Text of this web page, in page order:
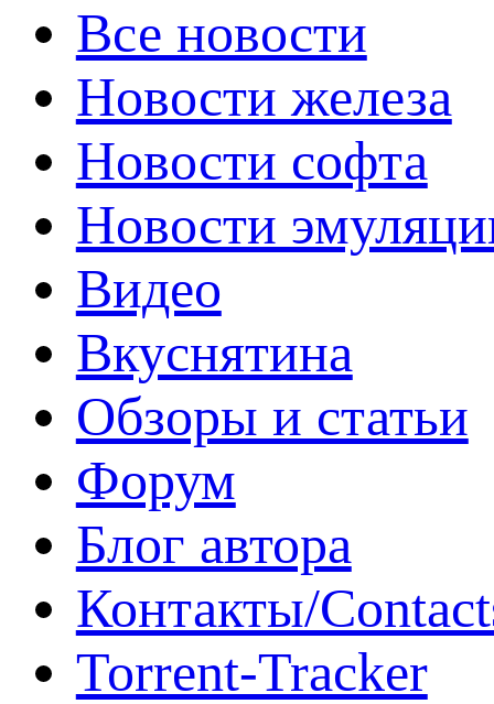
Все новости
Новости железа
Новости софта
Новости
Видео
Вкуснятина
Обзоры и статьи
Форум
Блог автора
Контакты/
Torrent-Tracker